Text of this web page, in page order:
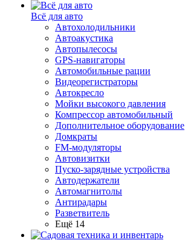
Всё для авто
Автохолодильники
Автоакустика
Автопылесосы
GPS-навигаторы
Автомобильные рации
Видеорегистраторы
Автокресло
Мойки высокого давления
Компрессор автомобильный
Дополнительное оборудование
Домкраты
FM-модуляторы
Автовизитки
Пуско-зарядные устройства
Автодержатели
Автомагнитолы
Антирадары
Разветвитель
Ещё 14